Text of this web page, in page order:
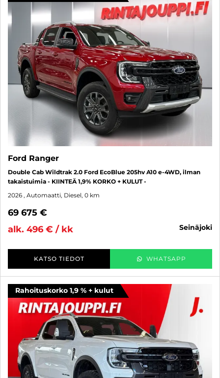
Ford Ranger
Double Cab Wildtrak 2.0 Ford EcoBlue 205hv A10 e-4WD, ilman
takaistuimia - KIINTEÄ 1,9% KORKO + KULUT -
2026 , Automaatti, Diesel, 0 km
69 675 €
alk. 496 € / kk
seinäjoki
KATSO TIEDOT WHATSAPP
Rahoituskorko 1,9 % + kulut